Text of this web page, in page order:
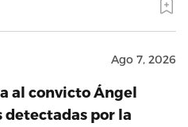
Ago 7, 2026
al convicto Ángel
por la